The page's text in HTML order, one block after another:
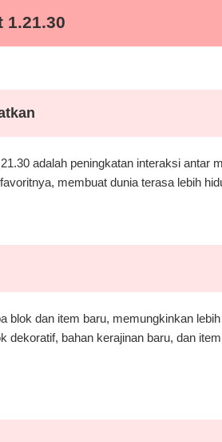
1.21.30
adalah peningkatan interaksi antar
membuat dunia terasa lebih
blok dan item baru, memungkinkan
dekoratif, bahan kerajinan baru, dan